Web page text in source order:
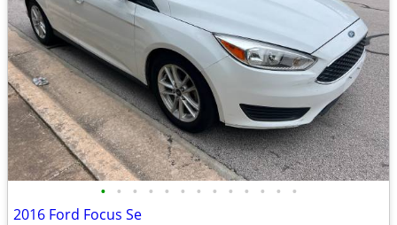
• • • • • • • • • • • • •
2016 Ford Focus Se